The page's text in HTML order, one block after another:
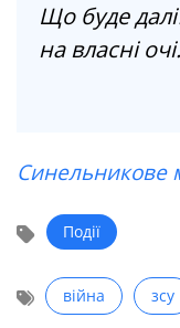
Що буде
на власні
Синельникове
Події
війна зсу